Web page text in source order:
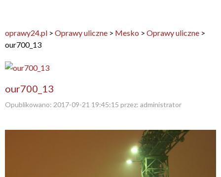
oprawy24.pl > Oprawy uliczne > Mesko > Oprawy uliczne >
our700_13
our700_13
Opublikowano: 2017-09-21 19:45:15 przez: administrator